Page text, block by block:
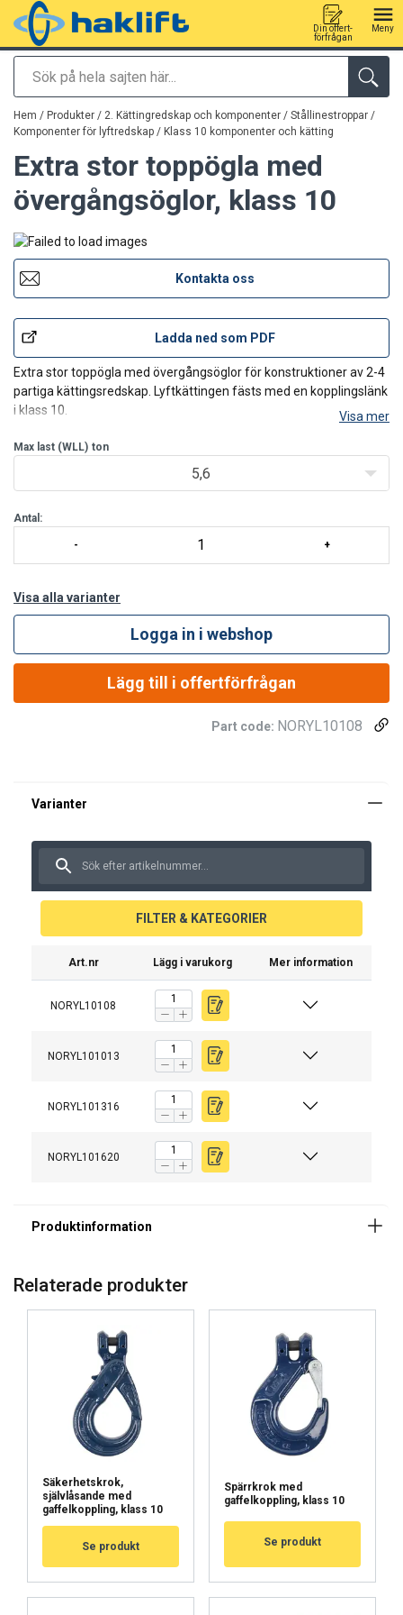
Sök
Din offert-
förfrågan
Meny
tillagd i varukorg
Hem / Produkter / 2. Kättingredskap och komponenter / Stållinestroppar /
Komponenter för lyftredskap / Klass 10 komponenter och kätting
Extra stor toppögla med
övergångsöglor, klass 10
Kontakta oss
Ladda ned som PDF
Extra stor toppögla med övergångsöglor för konstruktioner av 2-4
partiga kättingsredskap. Lyftkättingen fästs med en kopplingslänk
i klass 10.
övergångsöglor:
Visa mer
Max last (WLL) ton
5,6
Antal:
Visa alla varianter
Logga in i webshop
Lägg till i offertförfrågan
Part code: NORYL10108
FILTER & KATEGORIER
Art.nr Lägg i varukorg Mer information
NORYL10108
NORYL101013
NORYL101316
NORYL101620
Arbetstemperatur:
Ytbehandling:
Säkerhetsfaktor:
Relaterade produkter
Säkerhetskrok,
självlåsande med
gaffelkoppling, klass 10
Se produkt
Spärrkrok med
gaffelkoppling, klass 10
Se produkt